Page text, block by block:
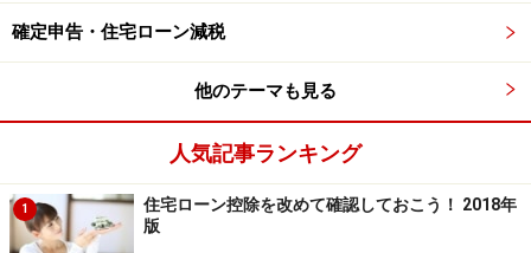
（２）木造住宅などの非耐火建築物では、取得日時点で
築20年以内であること
（３）「耐震基準に適合していることが証明された住
宅」であれば、築年数は一切問わない。
ただし、2005年４月以降に取得した場合に限る。
確定申告・住宅ローン減税
他のテーマも見る
人気記事ランキング
1
住宅ローン控除を改めて確認しておこう！ 2018年
版